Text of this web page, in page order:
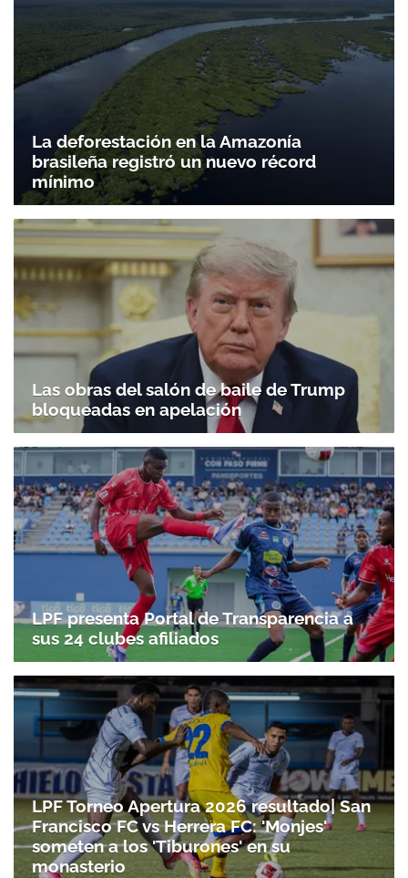
La deforestación en la Amazonía
brasileña registró un nuevo récord
mínimo
Las obras del salón de baile de Trump
bloqueadas en apelación
LPF presenta Portal de Transparencia a
sus 24 clubes afiliados
LPF Torneo Apertura 2026 resultado| San
Francisco FC vs Herrera FC: 'Monjes'
someten a los 'Tiburones' en su
monasterio